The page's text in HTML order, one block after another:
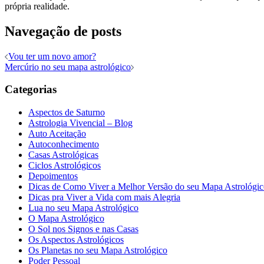
própria realidade.
Navegação de posts
Vou ter um novo amor?
Mercúrio no seu mapa astrológico
Categorias
Aspectos de Saturno
Astrologia Vivencial – Blog
Auto Aceitação
Autoconhecimento
Casas Astrológicas
Ciclos Astrológicos
Depoimentos
Dicas de Como Viver a Melhor Versão do seu Mapa
Dicas pra Viver a Vida com mais Alegria
Lua no seu Mapa Astrológico
O Mapa Astrológico
O Sol nos Signos e nas Casas
Os Aspectos Astrológicos
Os Planetas no seu Mapa Astrológico
Poder Pessoal